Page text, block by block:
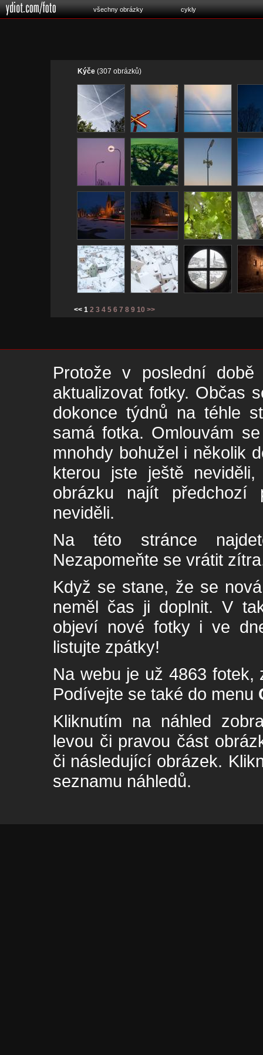
všechny obrázky cykly
Kýče (307 obrázků)
<< 1 2 3 4 5 6 7 8 9 10 >>
Protože v poslední
aktualizovat fotky. Občas
dokonce týdnů na téhle
samá fotka. Omlouvám
mnohdy bohužel i několik
kterou jste ještě
obrázku najít
neviděli.
Na této stránce
Nezapomeňte se vrátit
Když se stane, že se
neměl čas ji doplnit. V
objeví nové fotky i ve
listujte zpátky!
Na webu je už 4863
Podívejte se také do menu
Kliknutím na náhled
levou či pravou část
či následující obrázek.
seznamu náhledů.